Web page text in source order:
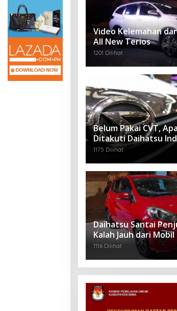
Video Kelemahan
All New Terios
1201 Dilihat
Belum Pakai CVT,
Ditakuti Daihatsu
1175 Dilihat
Daihatsu Santai
Kalah Jauh dari Mobil
1116 Dilihat